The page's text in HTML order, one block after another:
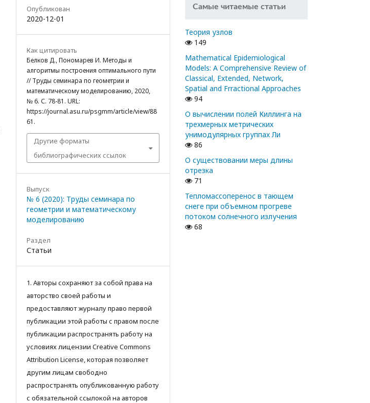
Опубликован
2020-12-01
Как цитировать
Белков Д., Пономарев И. Методы и
алгоритмы построения оптимального пути
// Труды семинара по геометрии и
математическому моделированию, 2020,
№ 6. С. 78-81. URL:
https://journal.asu.ru/psgmm/article/view/88
61.
Другие форматы
библиографических ссылок
Выпуск
№ 6 (2020): Труды семинара по
геометрии и математическому
моделированию
Раздел
Статьи
1. Авторы сохраняют за собой права на
авторство своей работы и
предоставляют журналу право первой
публикации этой работы с правом после
публикации распространять работу на
условиях лицензии Creative Commons
Attribution License, которая позволяет
другим лицам свободно
распространять опубликованную работу
с обязательной ссылокой на авторов
Самые читаемые статьи
Теория узлов
149
Mathematical Epidemiological
Models: A Comprehensive Review of
Classical, Extended, Network,
Spatial and Frractional Approaches
94
О вычислении полей Киллинга на
трехмерных метрических
унимодулярных группах Ли
86
О существовании меры длины
отрезка
71
Тепломассоперенос в тающем
снеге при объемном прогреве
потоком солнечного излучения
68